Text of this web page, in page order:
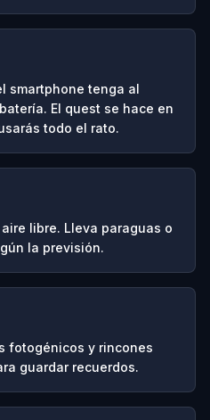
smartphone tenga al
El quest se hace en
todo el rato.
libre. Lleva paraguas o
la previsión.
fotogénicos y rincones
guardar recuerdos.